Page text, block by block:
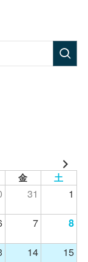
金 土
31
1
7 8
14
15